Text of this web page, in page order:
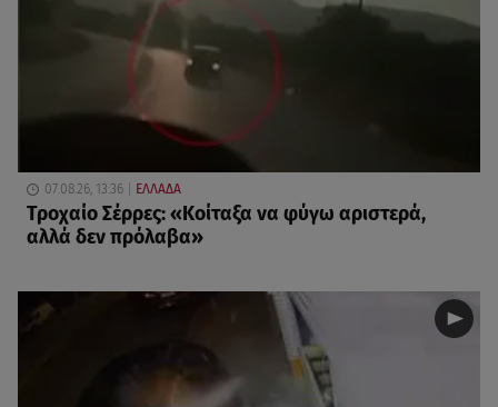
07.08.26, 13:36 ΕΛΛΑΔΑ
Τροχαίο Σέρρες: «Κοίταξα να φύγω αριστερά,
αλλά δεν πρόλαβα»